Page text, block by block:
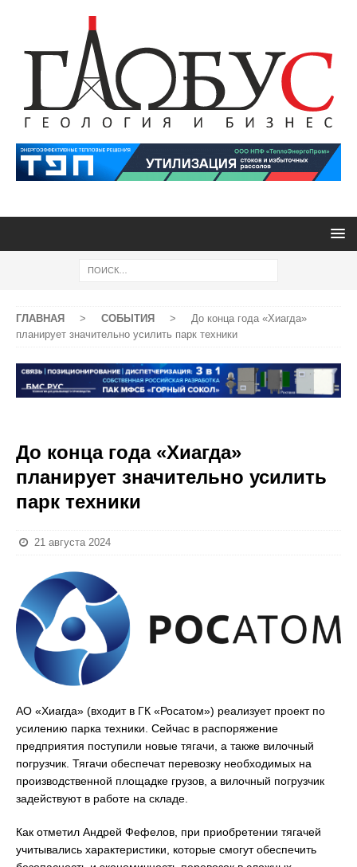
ГЛАВНАЯ > СОБЫТИЯ >
До конца года «Хиагда»
планирует значительно усилить парк техники
До конца года «Хиагда»
планирует значительно усилить
парк техники
21 августа 2024
АО «Хиагда» (входит в ГК «Росатом») реализует проект по
усилению парка техники. Сейчас в распоряжение
предприятия поступили новые тягачи, а также вилочный
погрузчик. Тягачи обеспечат перевозку необходимых на
производственной площадке грузов, а вилочный погрузчик
задействуют в работе на складе.
Как отметил Андрей Фефелов, при приобретении тягачей
учитывались характеристики, которые смогут обеспечить